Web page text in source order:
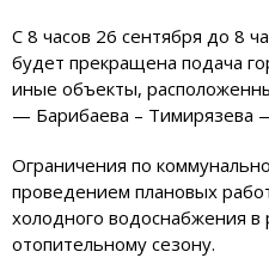
С 8 часов 26 сентября до 8
будет прекращена подача
иные объекты,
— Барибаева – Тимирязева
Ограничения по
проведением плановых
холодного водоснабжения в
отопительному сезону.